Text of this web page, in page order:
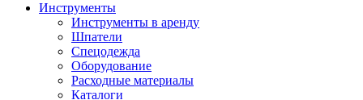
Инструменты
Инструменты в аренду
Шпатели
Спецодежда
Оборудование
Расходные материалы
Каталоги